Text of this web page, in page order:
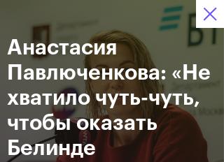
12–20 октября 2019
Ледовый Дворец
“Крылатское”
22
Новости
За все время Дата
Анастасия
Павлюченкова: «Не
хватило чуть-чуть,
чтобы оказать
Белинде